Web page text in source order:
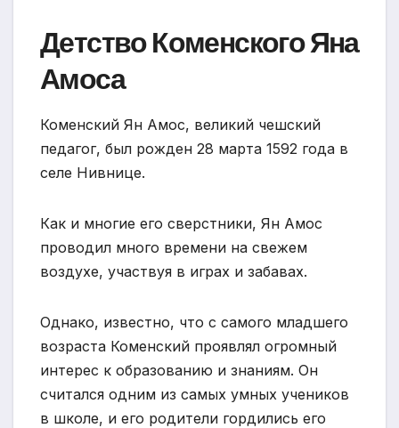
Детство Коменского Яна
Амоса
Коменский Ян Амос, великий чешский
педагог, был рожден 28 марта 1592 года в
селе Нивнице.
Как и многие его сверстники, Ян Амос
проводил много времени на свежем
воздухе, участвуя в играх и забавах.
Однако, известно, что с самого младшего
возраста Коменский проявлял огромный
интерес к образованию и знаниям. Он
считался одним из самых умных учеников
в школе, и его родители гордились его